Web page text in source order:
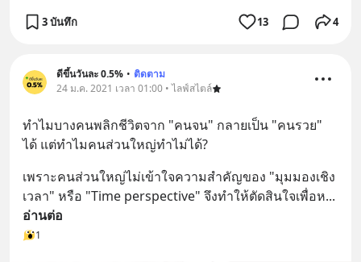
3 บันทึก 13 4
ดีขึ้นวันละ 0.5% • ติดตาม
24 ม.ค. 2021 เวลา 01:00 • ไลฟ์สไตล์
ทำไมบางคนพลิกชีวิตจาก "คนจน" กลายเป็น "คนรวย"
ได้ แต่ทำไมคนส่วนใหญ่ทำไม่ได้?
เพราะคนส่วนใหญ่ไม่เข้าใจความสำคัญของ "มุมมองเชิง
เวลา" หรือ "Time perspective" จึงทำให้ตัดสินใจเพื่อห
อ่านต่อ
1